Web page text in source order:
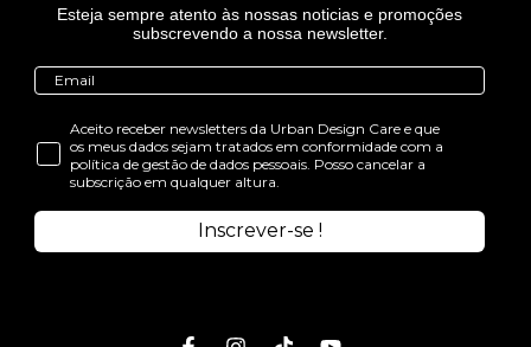
Esteja sempre atento às nossas noticias e promoções
subscrevendo a nossa newsletter.
Aceito receber newsletters da Urban Design Care e que
os meus dados sejam tratados em conformidade com a
política de gestão de dados pessoais. Posso cancelar a
subscrição em qualquer altura.
Inscrever-se !